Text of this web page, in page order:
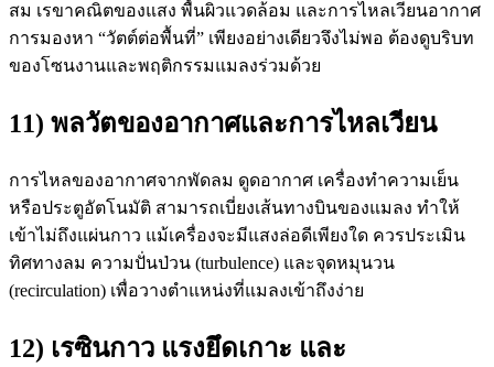
สม เรขาคณิตของแสง พื้นผิวแวดล้อม และการไหลเวียนอากาศ
การมองหา “วัตต์ต่อพื้นที่” เพียงอย่างเดียวจึงไม่พอ ต้องดูบริบท
ของโซนงานและพฤติกรรมแมลงร่วมด้วย
11) พลวัตของอากาศและการไหลเวียน
การไหลของอากาศจากพัดลม ดูดอากาศ เครื่องทำความเย็น
หรือประตูอัตโนมัติ สามารถเบี่ยงเส้นทางบินของแมลง ทำให้
เข้าไม่ถึงแผ่นกาว แม้เครื่องจะมีแสงล่อดีเพียงใด ควรประเมิน
ทิศทางลม ความปั่นป่วน (turbulence) และจุดหมุนวน
(recirculation) เพื่อวางตำแหน่งที่แมลงเข้าถึงง่าย
12) เรซินกาว แรงยึดเกาะ และ